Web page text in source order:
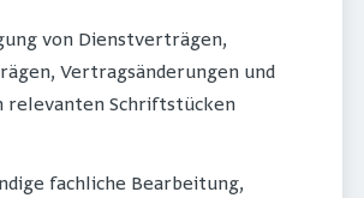
von Dienstverträgen,
Vertragsänderungen und
relevanten Schriftstücken
fachliche Bearbeitung,